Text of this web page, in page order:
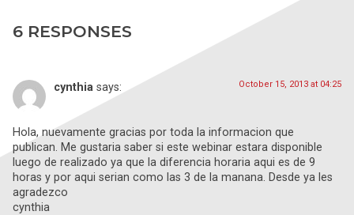
6 RESPONSES
cynthia says: October 15, 2013 at 04:25
Hola, nuevamente gracias por toda la informacion que
publican. Me gustaria saber si este webinar estara disponible
luego de realizado ya que la diferencia horaria aqui es de 9
horas y por aqui serian como las 3 de la manana. Desde ya les
agradezco
cynthia